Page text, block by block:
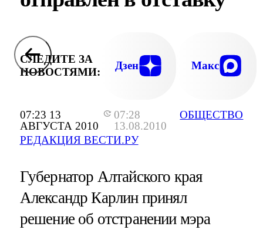
07:23 13
АВГУСТА 2010
07:28
13.08.2010
РЕДАКЦИЯ ВЕСТИ.РУ
ОБЩЕСТВО
СЛЕДИТЕ ЗА
НОВОСТЯМИ:
Дзен Макс
Губернатор Алтайского края
Александр Карлин принял
решение об отстранении мэра